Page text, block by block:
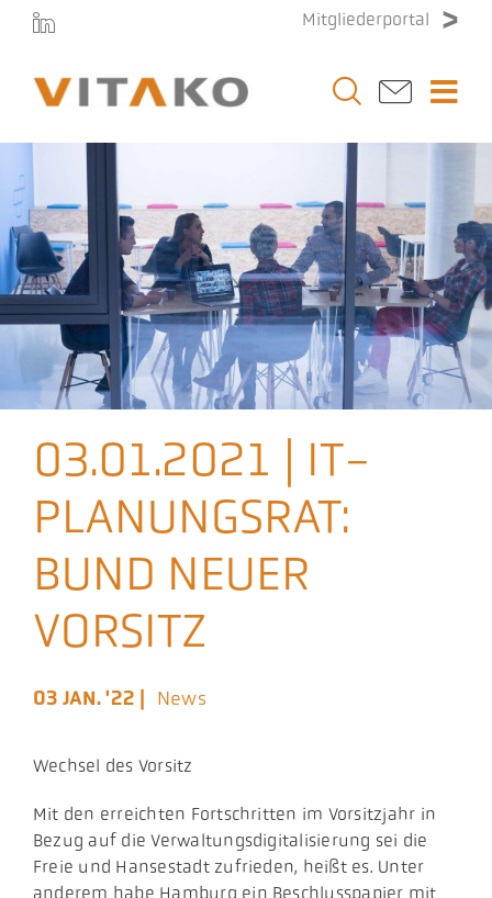
Zum
springen
Mitgliederportal
Vitako
Themen
Stellenmarkt
Veranstaltungen
Presse
Aktuelles
Podcast
03.01.2021 | IT-
PLANUNGSRAT:
BUND NEUER
VORSITZ
03 JAN. '22 | News
Wechsel des Vorsitz
Mit den erreichten Fortschritten im Vorsitzjahr in
Bezug auf die Verwaltungsdigitalisierung sei die
Freie und Hansestadt zufrieden, heißt es. Unter
anderem habe Hamburg ein Beschlusspapier mit